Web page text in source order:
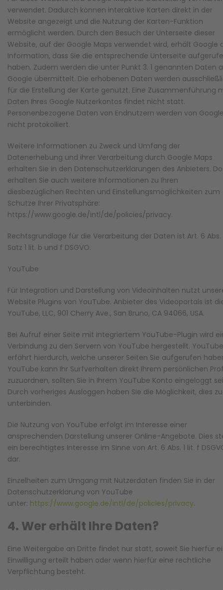
verwendet. Dadurch können interaktive Karten direkt in der
Website angezeigt und die Nutzung der Karten-Funktion
ermöglicht werden. Durch den Besuch der Unterseite dieser
Website, auf der Google Maps verwendet wird, erhält Google
Information, dass Sie die entsprechende Unterseite
haben. Zudem werden die unter Punkt 3. 1 genannten Daten
Google übermittelt. Die erhobenen Daten werden
für die Erstellung der Karte genutzt. Eine Zusammenführung
Daten Ihres Google Nutzerkontos findet nicht statt.
Personenbezogene Daten von Endnutzern werden von
nicht protokolliert.
Weitere Informationen zu Zweck und Umfang der
Datenerhebung und ihrer Verarbeitung durch Google Maps
erhalten Sie in den Datenschutzerklärungen des Anbieters.
erhalten Sie auch weitere Informationen zu Ihren
diesbezüglichen Rechten und Einstellungsmöglichkeiten zum
Schutze Ihrer Privatsphäre:
https://www.google.de/intl/de/policies/privacy.
Rechtsgrundlage für die Verarbeitung der Daten ist Art. 6 Abs.
Satz 1 lit. b und f DSGVO.
YouTube
Für Integration und Darstellung von Videoinhalten nutzt
Website Plugins von YouTube. Anbieter des Videoportals ist
YouTube, LLC, 901 Cherry Ave., San Bruno, CA 94066, USA.
Bei Aufruf einer Seite mit integriertem YouTube-Plugin wird
Verbindung zu den Servern von YouTube hergestellt. YouTube
erfährt hierdurch, welche unserer Seiten Sie aufgerufen
YouTube kann Ihr Surfverhalten direkt Ihrem persönlichen
zuzuordnen, sollten Sie in Ihrem YouTube Konto eingeloggt
Durch vorheriges Ausloggen haben Sie die Möglichkeit, dies zu
unterbinden.
Die Nutzung von YouTube erfolgt im Interesse einer
ansprechenden Darstellung unserer Online-Angebote. Dies
ein berechtigtes Interesse im Sinne von Art. 6 Abs. 1 lit. f
dar.
Einzelheiten zum Umgang mit Nutzerdaten finden Sie in der
Datenschutzerklärung von YouTube
unter: https://www.google.de/intl/de/policies/privacy.
4. Wer erhält Ihre Daten?
Eine Weitergabe an Dritte findet nur statt, soweit Sie hierfür
Einwilligung erteilt haben oder wenn hierfür eine rechtliche
Verpflichtung besteht.